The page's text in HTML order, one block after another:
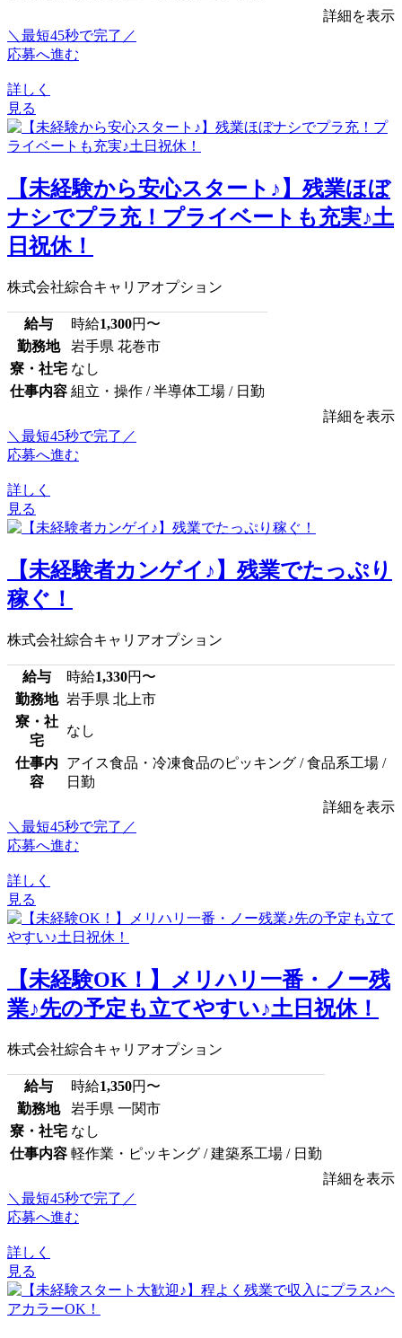
詳細を表示
＼最短45秒で完了／
応募へ進む
詳しく
見る
【未経験から安心スタート♪】残業ほぼ
ナシでプラ充！プライベートも充実♪土
日祝休！
株式会社綜合キャリアオプション
給与 時給1,300円〜
勤務地
岩手県 花巻市
寮・社宅 なし
仕事内容 組立・操作 / 半導体工場 / 日勤
詳細を表示
＼最短45秒で完了／
応募へ進む
詳しく
見る
【未経験者カンゲイ♪】残業でたっぷり
稼ぐ！
株式会社綜合キャリアオプション
給与 時給1,330円〜
勤務地 岩手県 北上市
寮・社
宅
なし
仕事内
容
アイス食品・冷凍食品のピッキング / 食品系工場 /
日勤
詳細を表示
＼最短45秒で完了／
応募へ進む
詳しく
見る
【未経験OK！】メリハリ一番・ノー残
業♪先の予定も立てやすい♪土日祝休！
株式会社綜合キャリアオプション
給与 時給1,350円〜
勤務地
岩手県 一関市
寮・社宅 なし
仕事内容 軽作業・ピッキング / 建築系工場 / 日勤
詳細を表示
＼最短45秒で完了／
応募へ進む
詳しく
見る